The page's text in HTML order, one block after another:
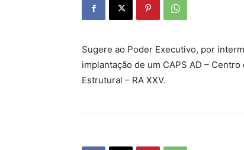
Sugere ao Poder Executivo, por
implantação de um CAPS AD –
Estrutural – RA XXV.